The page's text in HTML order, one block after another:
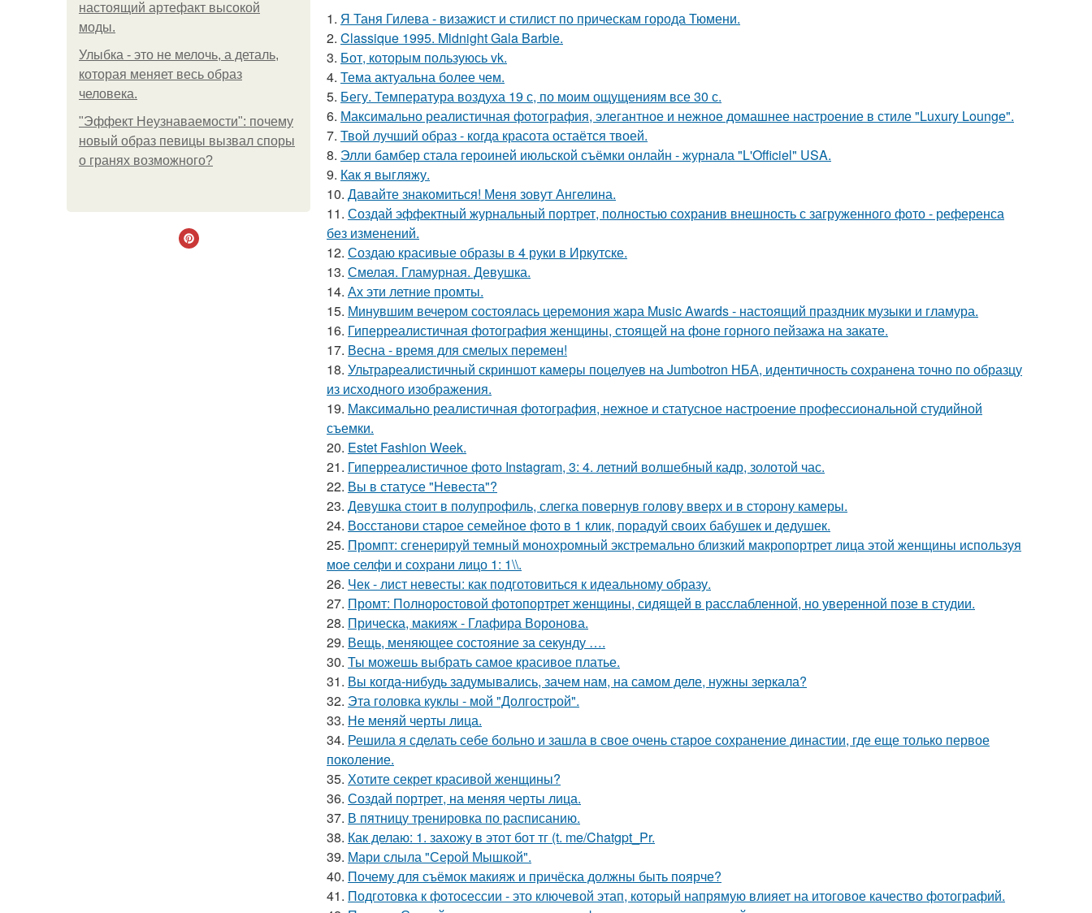
настоящий артефакт высокой
моды.
Улыбка - это не мелочь, а деталь,
которая меняет весь образ
человека.
"Эффект Неузнаваемости": почему
новый образ певицы вызвал споры
о гранях возможного?
1. Я Таня Гилева - визажист и стилист по прическам города Тюмени.
2. Classique 1995. Midnight Gala Barbie.
3. Бот, которым пользуюсь vk.
4. Тема актуальна более чем.
5. Бегу. Температура воздуха 19 с, по моим ощущениям все 30 с.
6. Максимально реалистичная фотография, элегантное и нежное домашнее настроение в стиле "Luxury Lounge".
7. Твой лучший образ - когда красота остаётся твоей.
8. Элли бамбер стала героиней июльской съёмки онлайн - журнала "L'Officiel" USA.
9. Как я выгляжу.
10. Давайте знакомиться! Меня зовут Ангелина.
11. Создай эффектный журнальный портрет, полностью сохранив внешность с загруженного фото - референса
без изменений.
12. Создаю красивые образы в 4 руки в Иркутске.
13. Смелая. Гламурная. Девушка.
14. Ах эти летние промты.
15. Минувшим вечером состоялась церемония жара Music Awards - настоящий праздник музыки и гламура.
16. Гиперреалистичная фотография женщины, стоящей на фоне горного пейзажа на закате.
17. Весна - время для смелых перемен!
18. Ультрареалистичный скриншот камеры поцелуев на Jumbotron НБА, идентичность сохранена точно по образцу
из исходного изображения.
19. Максимально реалистичная фотография, нежное и статусное настроение профессиональной студийной
съемки.
20. Estet Fashion Week.
21. Гиперреалистичное фото Instagram, 3: 4. летний волшебный кадр, золотой час.
22. Вы в статусе "Невеста"?
23. Девушка стоит в полупрофиль, слегка повернув голову вверх и в сторону камеры.
24. Восстанови старое семейное фото в 1 клик, порадуй своих бабушек и дедушек.
25. Промпт: сгенерируй темный монохромный экстремально близкий макропортрет лица этой женщины используя
мое селфи и сохрани лицо 1: 1\\.
26. Чек - лист невесты: как подготовиться к идеальному образу.
27. Промт: Полноростовой фотопортрет женщины, сидящей в расслабленной, но уверенной позе в студии.
28. Прическа, макияж - Глафира Воронова.
29. Вещь, меняющее состояние за секунду ….
30. Ты можешь выбрать самое красивое платье.
31. Вы когда-нибудь задумывались, зачем нам, на самом деле, нужны зеркала?
32. Эта головка куклы - мой "Долгострой".
33. Не меняй черты лица.
34. Решила я сделать себе больно и зашла в свое очень старое сохранение династии, где еще только первое
поколение.
35. Хотите секрет красивой женщины?
36. Создай портрет, на меняя черты лица.
37. В пятницу тренировка по расписанию.
38. Как делаю: 1. захожу в этот бот тг (t. me/Chatgpt_Pr.
39. Мари слыла "Серой Мышкой".
40. Почему для съёмок макияж и причёска должны быть поярче?
41. Подготовка к фотосессии - это ключевой этап, который напрямую влияет на итоговое качество фотографий.